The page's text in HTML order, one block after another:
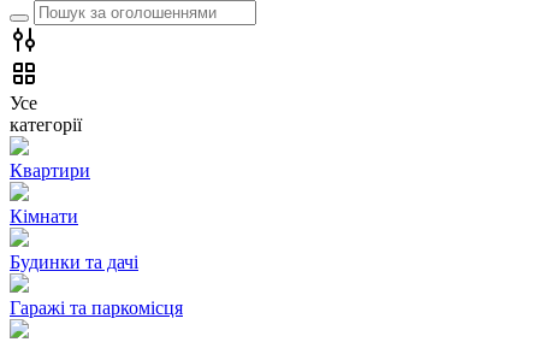
Усе
категорії
Квартири
Кімнати
Будинки та дачі
Гаражі та паркомісця